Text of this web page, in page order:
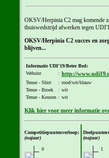
OKSV/Herpinia C2 mag komende
thuiswedstrijd afwerken tegen
OKSV/Herpinia C2 succes en
blijven...
Informatie UDI'19/Beter Bed:
Website
: http://
Tenue - Shirt : rood/wit/blauw
Tenue - Broek
: wit
Tenue - Kousen : wit
Klik hier voor meer informatie
Competitiepuntenverloop:
(najaar)
0
(najaar)
1